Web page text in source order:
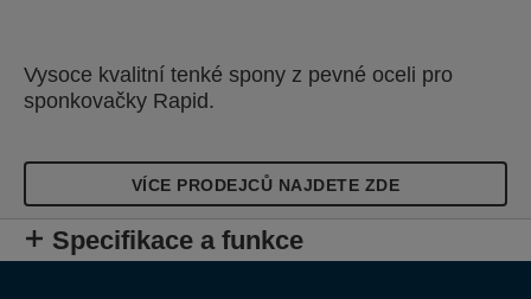
Vysoce kvalitní tenké spony z pevné oceli pro
sponkovačky Rapid.
VÍCE PRODEJCŮ NAJDETE ZDE
Specifikace a funkce